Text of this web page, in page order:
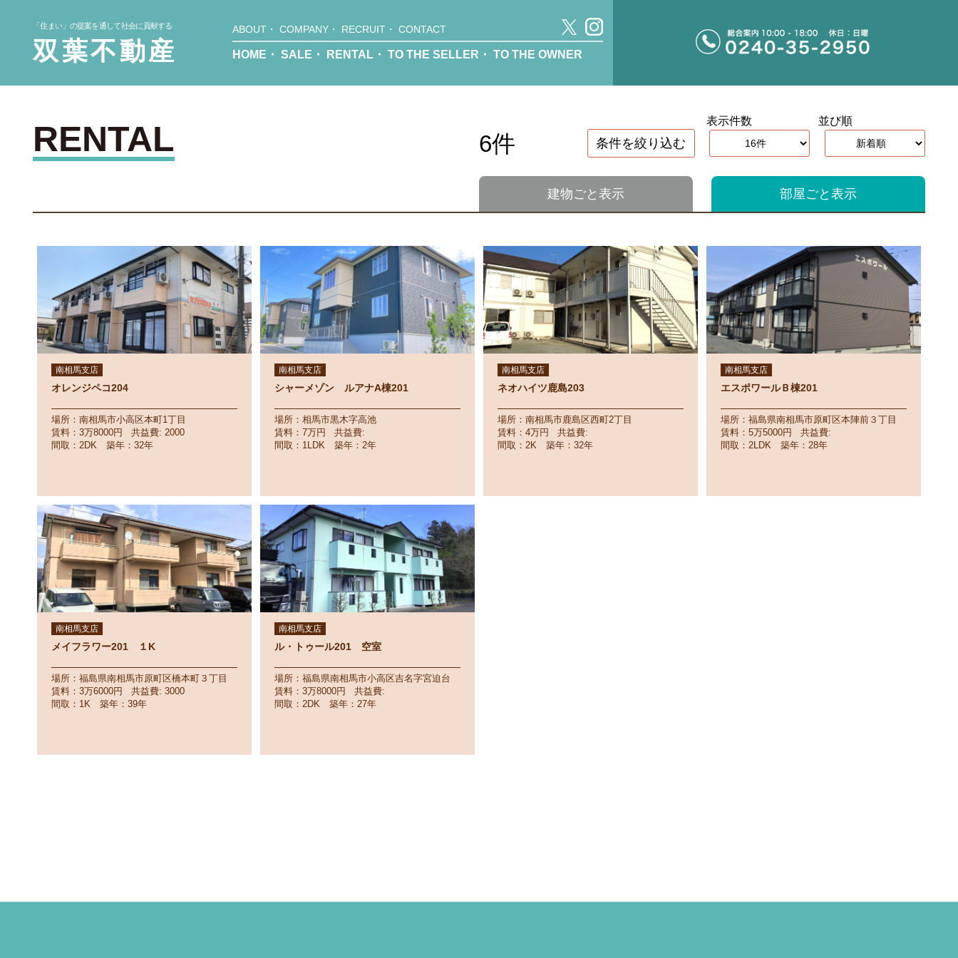
「住まい」の提案を通して社会に貢献する
双葉不動産
ABOUT ・ COMPANY ・ RECRUIT ・ CONTACT
HOME ・ SALE ・ RENTAL ・ TO THE SELLER ・ TO THE OWNER
RENTAL 表示件数 並び順
6件 条件を絞り込む
建物ごと表示 部屋ごと表示
南相馬支店
オレンジペコ204
場所：南相馬市小高区本町1丁目
賃料：3万8000円 共益費: 2000
間取：2DK 築年：32年
南相馬支店
シャーメゾン ルアナA棟201
場所：相馬市黒木字高池
賃料：7万円 共益費:
間取：1LDK 築年：2年
南相馬支店
ネオハイツ鹿島203
場所：南相馬市鹿島区西町2丁目
賃料：4万円 共益費:
間取：2K 築年：32年
南相馬支店
エスポワールＢ棟201
場所：福島県南相馬市原町区本陣前３丁目
賃料：5万5000円 共益費:
間取：2LDK 築年：28年
南相馬支店
メイフラワー201 １K
場所：福島県南相馬市原町区橋本町３丁目
賃料：3万6000円 共益費: 3000
間取：1K 築年：39年
南相馬支店
ル・トゥール201 空室
場所：福島県南相馬市小高区吉名字宮迫台
賃料：3万8000円 共益費:
間取：2DK 築年：27年